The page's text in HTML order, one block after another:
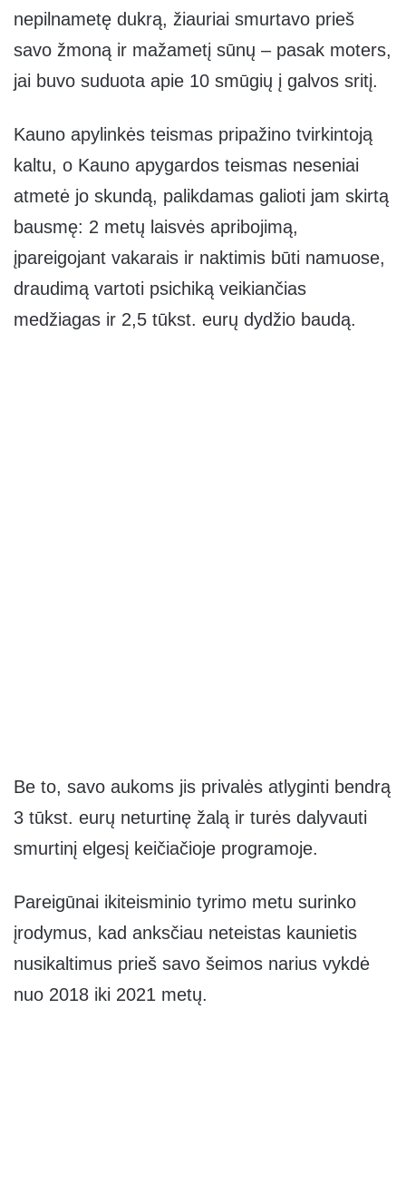
nepilnametę dukrą, žiauriai smurtavo prieš
savo žmoną ir mažametį sūnų – pasak moters,
jai buvo suduota apie 10 smūgių į galvos sritį.
Kauno apylinkės teismas pripažino tvirkintoją
kaltu, o Kauno apygardos teismas neseniai
atmetė jo skundą, palikdamas galioti jam skirtą
bausmę: 2 metų laisvės apribojimą,
įpareigojant vakarais ir naktimis būti namuose,
draudimą vartoti psichiką veikiančias
medžiagas ir 2,5 tūkst. eurų dydžio baudą.
Be to, savo aukoms jis privalės atlyginti bendrą
3 tūkst. eurų neturtinę žalą ir turės dalyvauti
smurtinį elgesį keičiačioje programoje.
Pareigūnai ikiteisminio tyrimo metu surinko
įrodymus, kad anksčiau neteistas kaunietis
nusikaltimus prieš savo šeimos narius vykdė
nuo 2018 iki 2021 metų.